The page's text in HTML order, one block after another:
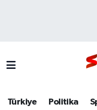
Türkiye Politika